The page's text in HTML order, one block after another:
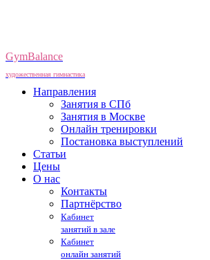
GymBalance
художественная гимнастика
Направления
Занятия в СПб
Занятия в Москве
Онлайн тренировки
Постановка выступлений
Статьи
Цены
О нас
Контакты
Партнёрство
Кабинет
занятий в зале
Кабинет
онлайн занятий